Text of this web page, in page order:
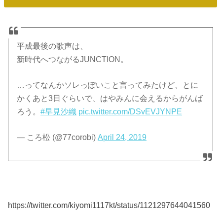
平成最後の歌声は、
新時代へつながるJUNCTION。
…ってなんかソレっぽいこと言ってみたけど、とに
かくあと3日ぐらいで、はやみんに会えるからがんば
ろう。#早見沙織 pic.twitter.com/DSvEVJYNPE
— ころ松 (@77corobi)April 24, 2019
https://twitter.com/kiyomi1117kt/status/1121297644041560